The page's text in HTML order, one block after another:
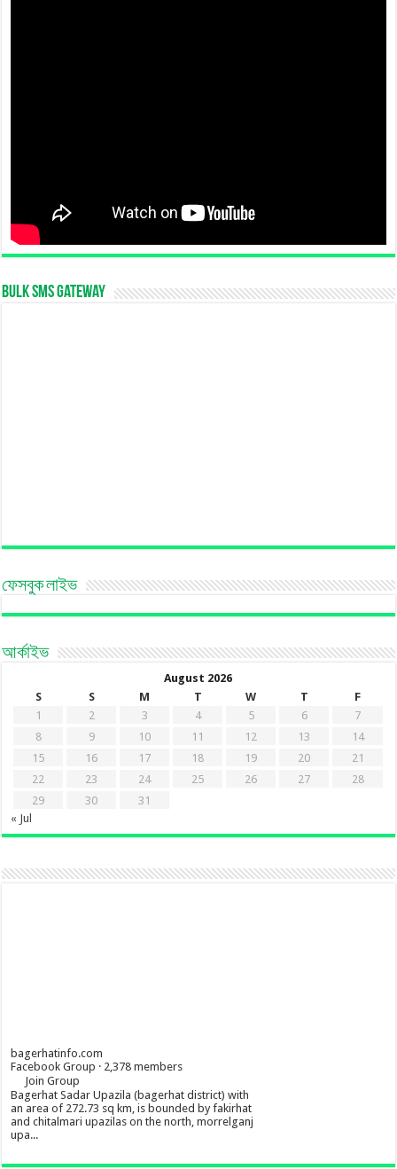
Bulk SMS Gateway
ফেসবুক লাইভ
আর্কাইভ
August 2026
S
S M T W T
F
1
2 3 4 5 6
7
8
9 10 11 12 13
14
15
16 17 18 19 20
21
22
23 24 25 26 27
28
29
30
31
« Jul
bagerhatinfo.com
Facebook Group · 2,378 members
Join Group
Bagerhat Sadar Upazila (bagerhat district) with
an area of 272.73 sq km, is bounded by fakirhat
and chitalmari upazilas on the north, morrelganj
upa...